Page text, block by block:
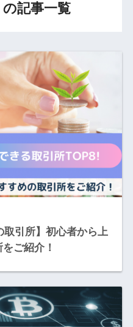
の記事一覧
取引所】初心者から上
ご紹介！